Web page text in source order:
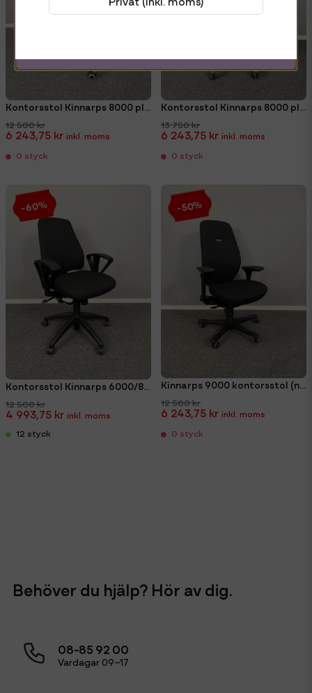
Kontorsstol Kinnarps 8000 plus (omklädd)
12 500 kr
6 243,75 kr
0 styck
Kontorsstol Kinnarps 8000 plus. nackstöd & (nya armstöd)
13 750 kr
6 243,75 kr
0 styck
Kontorsstol Kinnarps 6000/8000 (Ny klädsel)
12 500 kr
4 993,75 kr
12 styck
-60%
Kinnarps 9000 kontorsstol (ny klädsel)
12 500 kr
6 243,75 kr
0 styck
-50%
email
Mejladress
Behöver du hjälp? Hör av dig.
08-85 92 00
Vardagar 09–17